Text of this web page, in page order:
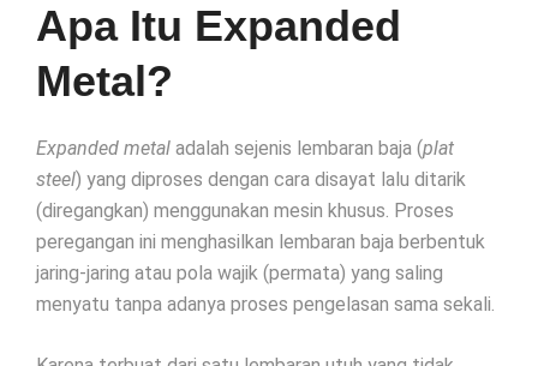
Apa Itu Expanded
Metal?
Expanded metal adalah sejenis lembaran baja (plat
steel) yang diproses dengan cara disayat lalu ditarik
(diregangkan) menggunakan mesin khusus. Proses
peregangan ini menghasilkan lembaran baja berbentuk
jaring-jaring atau pola wajik (permata) yang saling
menyatu tanpa adanya proses pengelasan sama sekali.